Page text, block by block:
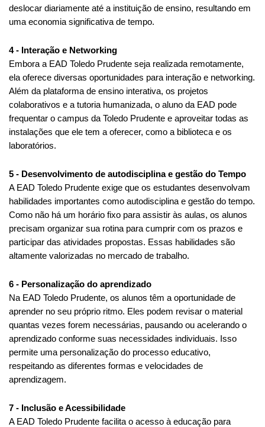
deslocar diariamente até a instituição de ensino, resultando em
uma economia significativa de tempo.
4 - Interação e Networking
Embora a EAD Toledo Prudente seja realizada remotamente,
ela oferece diversas oportunidades para interação e networking.
Além da plataforma de ensino interativa, os projetos
colaborativos e a tutoria humanizada, o aluno da EAD pode
frequentar o campus da Toledo Prudente e aproveitar todas as
instalações que ele tem a oferecer, como a biblioteca e os
laboratórios.
5 - Desenvolvimento de autodisciplina e gestão do Tempo
A EAD Toledo Prudente exige que os estudantes desenvolvam
habilidades importantes como autodisciplina e gestão do tempo.
Como não há um horário fixo para assistir às aulas, os alunos
precisam organizar sua rotina para cumprir com os prazos e
participar das atividades propostas. Essas habilidades são
altamente valorizadas no mercado de trabalho.
6 - Personalização do aprendizado
Na EAD Toledo Prudente, os alunos têm a oportunidade de
aprender no seu próprio ritmo. Eles podem revisar o material
quantas vezes forem necessárias, pausando ou acelerando o
aprendizado conforme suas necessidades individuais. Isso
permite uma personalização do processo educativo,
respeitando as diferentes formas e velocidades de
aprendizagem.
7 - Inclusão e Acessibilidade
A EAD Toledo Prudente facilita o acesso à educação para